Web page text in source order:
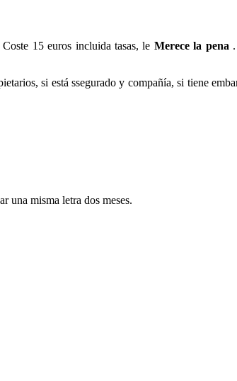
15 euros incluida tasas, le Merece la pena
si está ssegurado y compañía, si tiene
una misma letra dos meses.